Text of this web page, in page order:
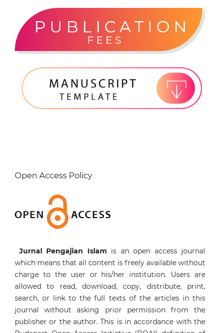
Open Access Policy
Jurnal Pengajian Islam is an open access journal
which means that all content is freely available without
charge to the user or his/her institution. Users are
allowed to read, download, copy, distribute, print,
search, or link to the full texts of the articles in this
journal without asking prior permission from the
publisher or the author. This is in accordance with the